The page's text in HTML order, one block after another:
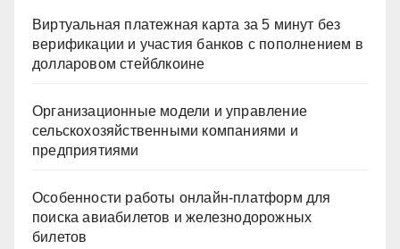
Виртуальная платежная карта за 5 минут без
верификации и участия банков с пополнением в
долларовом стейблкоине
Организационные модели и управление
сельскохозяйственными компаниями и
предприятиями
Особенности работы онлайн-платформ для
поиска авиабилетов и железнодорожных
билетов